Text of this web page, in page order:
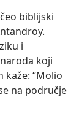
biblijski
i
koji
kaže: “Molio
na područje